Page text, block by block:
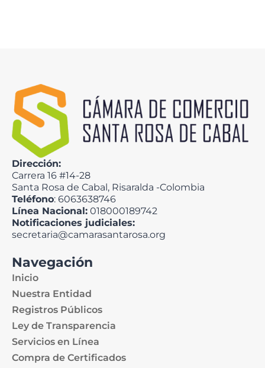
Dirección:
Carrera 16 #14-28
Santa Rosa de Cabal, Risaralda -Colombia
Teléfono: 6063638746
Línea Nacional: 018000189742
Notificaciones judiciales:
secretaria@camarasantarosa.org
Navegación
Inicio
Nuestra Entidad
Registros Públicos
Ley de Transparencia
Servicios en Línea
Compra de Certificados